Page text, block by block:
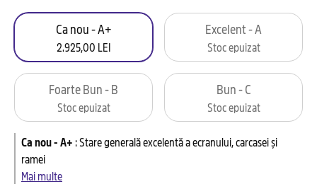
Ca nou - A+
2.925,00 LEI
Excelent - A
Stoc epuizat
Foarte Bun - B
Stoc epuizat
Bun - C
Stoc epuizat
Ca nou - A+ :Stare generală excelentă a ecranului, carcasei și
ramei
Mai multe